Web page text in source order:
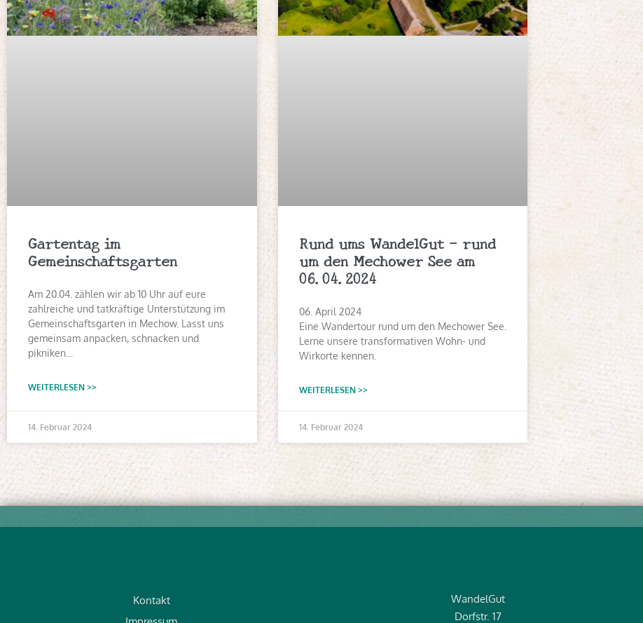
Gartentag im
Gemeinschaftsgarten
Am 20.04. zählen wir ab 10 Uhr auf eure
zahlreiche und tatkräftige Unterstützung im
Gemeinschaftsgarten in Mechow. Lasst uns
gemeinsam anpacken, schnacken und
pikniken…
WEITERLESEN >>
14. Februar 2024
Rund ums WandelGut – rund
um den Mechower See am
06.04.2024
06. April 2024
Eine Wandertour rund um den Mechower See.
Lerne unsere transformativen Wohn- und
Wirkorte kennen.
WEITERLESEN >>
14. Februar 2024
Kontakt
WandelGut
Dorfstr. 17